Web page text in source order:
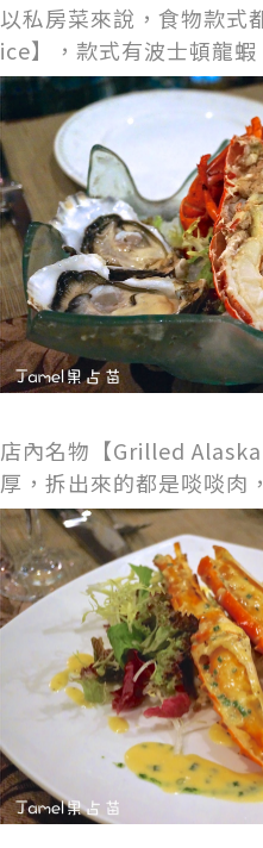
以私房菜來說，食物款
ice】，款式有波士頓龍
店內名物【Grilled
厚，拆出來的都是啖啖肉